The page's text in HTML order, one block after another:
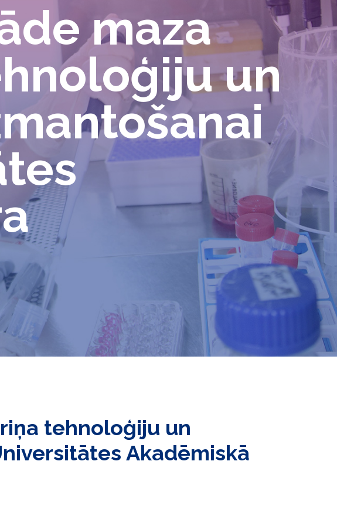
maza
un
tehnoloģiju un
Akadēmiskā